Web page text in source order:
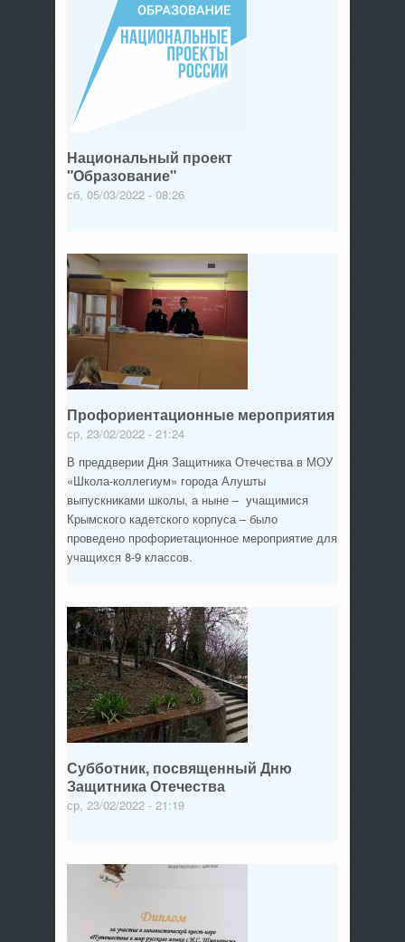
Национальный проект
"Образование"
сб, 05/03/2022 - 08:26
Профориентационные мероприятия
ср, 23/02/2022 - 21:24
В преддверии Дня Защитника Отечества в МОУ
«Школа-коллегиум» города Алушты
выпускниками школы, а ныне – учащимися
Крымского кадетского корпуса – было
проведено профориетационное мероприятие для
учащихся 8-9 классов.
Субботник, посвященный Дню
Защитника Отечества
ср, 23/02/2022 - 21:19